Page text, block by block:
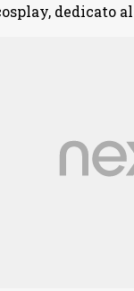
dedicato